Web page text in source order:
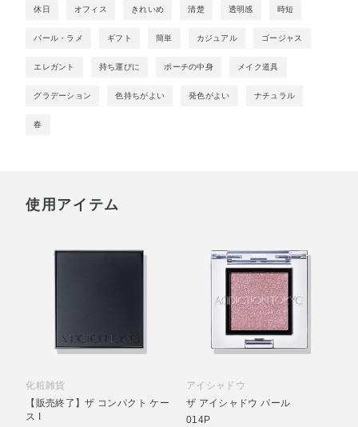
休日 オフィス きれいめ 清楚 透明感 時短
パール・ラメ ギフト 簡単 カジュアル ゴージャス
エレガント 持ち運びに ポーチの中身 メイク道具
グラデーション 色持ちがよい 発色がよい ナチュラル
春
使用アイテム
化粧雑貨
【販売終了】ザ コンパクト ケー
ス I
アイシャドウ
ザ アイシャドウ パール
014P